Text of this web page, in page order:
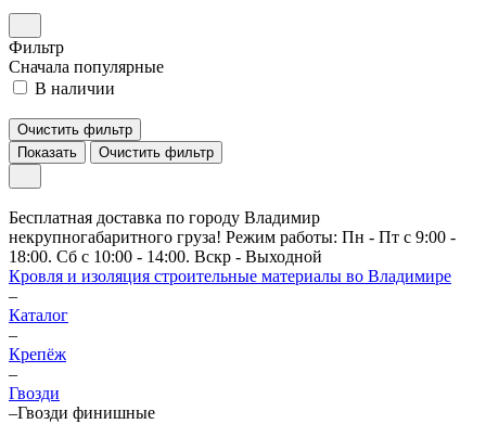
Фильтр
Сначала популярные
В наличии
Очистить фильтр
Показать
Очистить фильтр
Бесплатная доставка по городу Владимир
некрупногабаритного груза! Режим работы: Пн - Пт с 9:00 -
18:00. Сб с 10:00 - 14:00. Вскр - Выходной
Кровля и изоляция строительные материалы во Владимире
–
Каталог
–
Крепёж
–
Гвозди
–Гвозди финишные